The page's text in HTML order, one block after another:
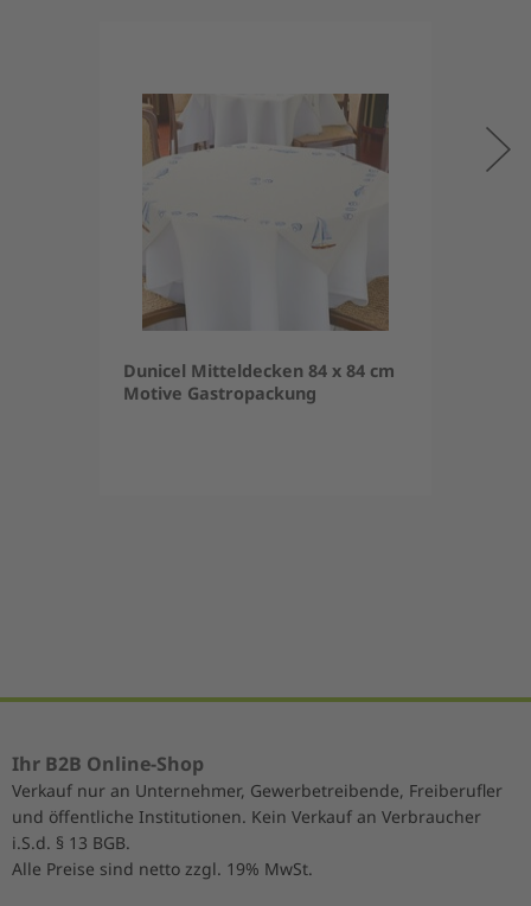
Dunicel Mitteldecken 84 x 84 cm
Motive Gastropackung
Ihr B2B Online-Shop
Verkauf nur an Unternehmer, Gewerbetreibende, Freiberufler
und öffentliche Institutionen. Kein Verkauf an Verbraucher
i.S.d. § 13 BGB.
Alle Preise sind netto zzgl. 19% MwSt.